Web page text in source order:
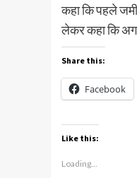
कहा कि पहले
लेकर कहा कि
Share this:
Facebook
Like this:
Loading...